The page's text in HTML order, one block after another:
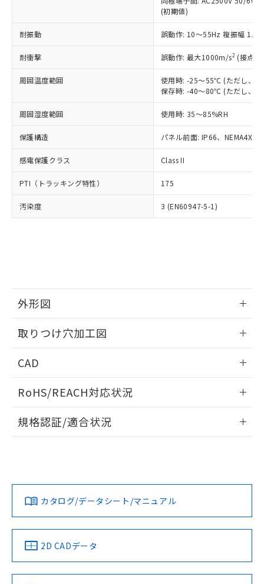
(初期値)
耐振動 誤動作: 10～55Hz 複振幅
耐衝撃 誤動作: 最大1000m/s2 (接点
周囲温度範囲
使用時: -25～55℃ (ただし、氷
保存時: -40～80℃ (ただし、氷
周囲湿度範囲 使用時: 35～85%RH
保護構造 パネル前面: IP66、NEMA4X,
感電保護クラス Class II
PTI（トラッキング特性） 175
汚染度 3 (EN60947-5-1)
外形図
取りつけ穴加工図
CAD
ドすることができます。
ログイン/会員登録
ダウンロードデータをご利用いただく前に、以下を必ずお読
みください。
ソフトウェアの使用条件
RoHS/REACH対応状況
EU RoHS 注意事項・凡例
対応済み
中国 RoHS 注意事項・凡例
規格認証/適合状況
LR型式承認
（イギリス
船舶規格）
DNV型式承認
（ノルウェー
BV型式承認
（フランス
KR型式
（韓国
No No No No
カタログ/データシート/マニュアル
2D CADデータ
正式な納期状況および標準価格はお客
様のお取引先、またはお客様担当のオ
ムロン制御機器販売店・当社販売員に
オムロン制御機器販売店や当社販売拠
販売ネットワーク
」をご確認
事前の承諾なく第三者に漏洩または開
示しないようお願いします。
マイパーツ機能（部品リスト作成サー
ビス）をご利用いただくには、I-Web
メンバーズにご登録されている必要が
あります。
お客様が当ウェブサイト上で当社にご
登録された部品リストについて、当社
および当社の共同利用者が、当社の製
(PBDE) 1000ppm以下、フタル酸ビス(2-エチルヘキシ
ル) (DEHP)(別名：DOP) 1000ppm以下、フタル酸ブチ
（DBP） 1000ppm以下、フタル酸ジイソブチル
但し、RoHS指令で産業用監視および制御機器に対する
フタル酸エステル類の４物質については閾値を超える意
図的な使用がないことを確認しています。
※2 対応予定月
部品在庫の切り替え状況などにより、予定
月が前後することがあります。
※3 非含有証明書ダウンロード
※本証明書は発行日時点で非含有を証明す
るもので、過去に遡って非含有を証明する
また、RoHS指令のフタル酸エステル類４
物質の対応では、対応完了までの期間は出
荷製品に未対応品が混在することから備考
既に当社にて対応品への在庫切替を完了
していることから、特段のことがない限
り、2022年1月12日より割愛しておりま
ニル類) : 1000ppm、 PBDEs(ポリ臭化ジフェニルエーテ
イソブチル) : 1000ppm、 BBP(フタル酸ブチルベンジ
DEHP(フタル酸ビス(2-エチルヘキシル)) : 1000ppm
「ｅ」：有害物質（10物質）のすべてが基
準値以下であることを示します。
「10」：通常の使用状況下において有害物
質が外部に漏えいし、環境に深刻な影響を
及ぼさない年数を意味します。
い合わせください。
当社は規制貨物を破棄する場合は、完
全に破砕するなど、違法に輸出されな
いよう必要な手段を講じます。
当社は貴社製品を、核兵器、ミサイ
ル、化学兵器、生物兵器またはその他
武器並びにこれらの製造装置等に一切
当社は、貴社製品を第三者に販売する
場合は、上記1、2および3の内容を当
該第三者に通知します。また当社は、
販売先および販売に係わる関係者が違
り引きをいたしません。
一定数以上の在庫あり
一定数には満たないが在庫あり
在庫なし(最新の在庫状況につ
いては、お客様のお取引先、ま
たはお客様担当のオムロン制御
機器販売店・当社販売員にご確
白
受注生産機種、また在庫状況の
情報を公開していない機種